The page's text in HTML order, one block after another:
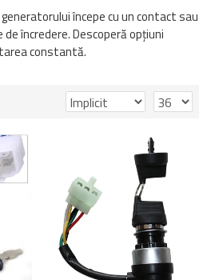
începe cu un contact sau
încredere. Descoperă opțiuni
constantă.